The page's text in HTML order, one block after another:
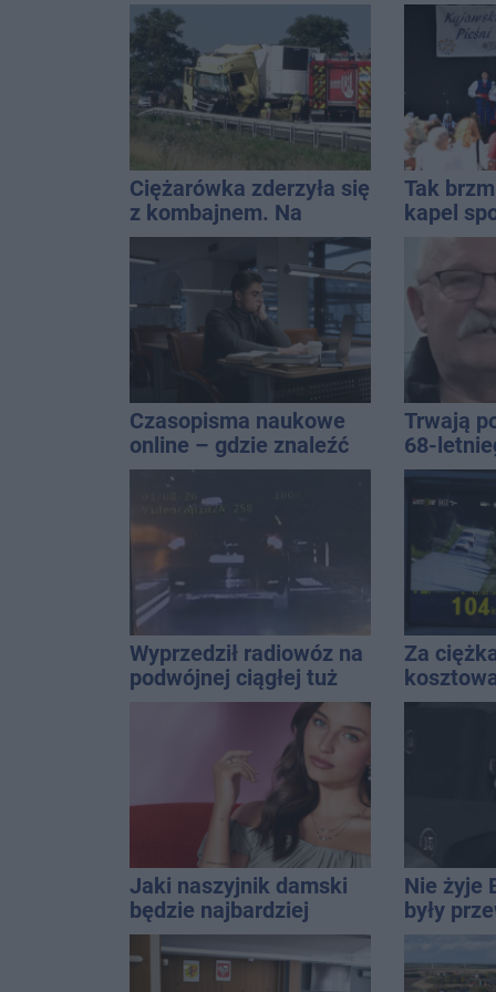
Rekordzista miał 2,6
promila
Ciężarówka zderzyła się
z kombajnem. Na
miejscu lądował
śmigłowiec LPR
Tak
kapel
Czasopisma naukowe
online – gdzie znaleźć
wartościowe
publikacje?
Trwają
68-
Kucały
Wyprzedził radiowóz na
podwójnej ciągłej tuż
przed pasami
Za
Do tego
Jaki naszyjnik damski
będzie najbardziej
uniwersalny? Modele,
które pasują do wielu
stylizacji
Nie żyje
były
Rady
14